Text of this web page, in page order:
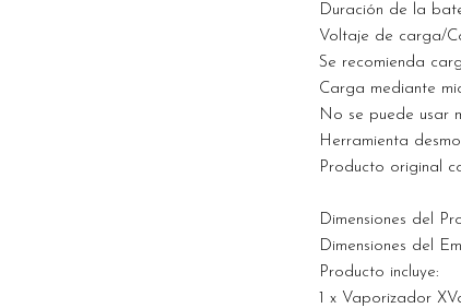
Duración de la
Voltaje de carga/
Se recomienda
Carga mediante
No se puede usar
Herramienta
Producto original
Dimensiones del
Dimensiones del
Producto incluye:
1 x Vaporizador